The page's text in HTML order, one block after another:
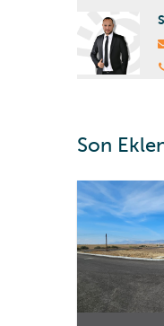
Son